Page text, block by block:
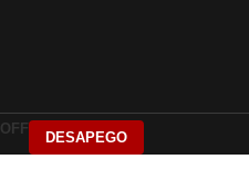
OFF
DESAPEGO